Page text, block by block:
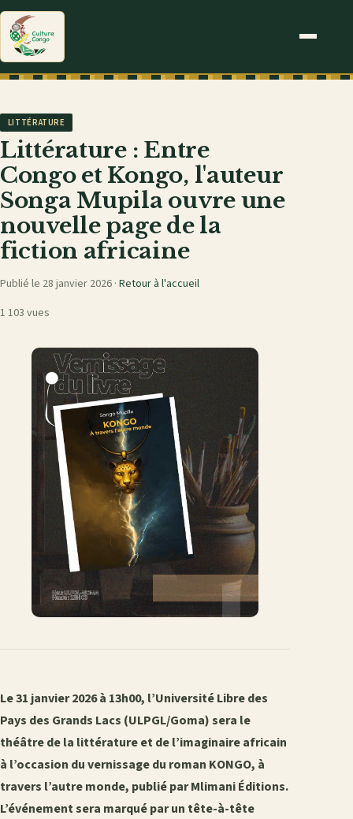
LITTÉRATURE
Littérature : Entre
Congo et Kongo, l'auteur
Songa Mupila ouvre une
nouvelle page de la
fiction africaine
Publié le 28 janvier 2026 · Retour à l'accueil
1 103 vues
Le 31 janvier 2026 à 13h00, l’Université Libre des
Pays des Grands Lacs (ULPGL/Goma) sera le
théâtre de la littérature et de l’imaginaire africain
à l’occasion du vernissage du roman KONGO, à
travers l’autre monde, publié par Mlimani Éditions.
L’événement sera marqué par un tête-à-tête